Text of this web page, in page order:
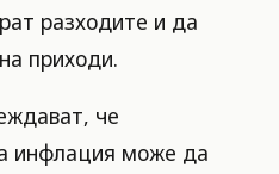
разходите и да
приходи.
че
инфлация може да